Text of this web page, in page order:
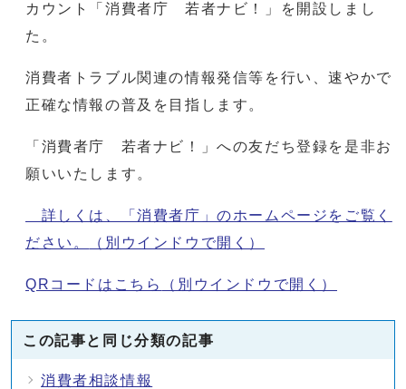
カウント「消費者庁 若者ナビ！」を開設しまし
た。
消費者トラブル関連の情報発信等を行い、速やかで
正確な情報の普及を目指します。
「消費者庁 若者ナビ！」への友だち登録を是非お
願いいたします。
詳しくは、「消費者庁」のホームページをご覧く
ださい。
（別ウインドウで開く）
QRコードはこちら （別ウインドウで開く）
この記事と同じ分類の記事
消費者相談情報